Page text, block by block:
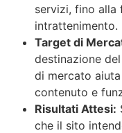
servizi, fino alla
intrattenimento.
Target di
destinazione
di mercato
contenuto e
Risultati Attesi:
che il sito